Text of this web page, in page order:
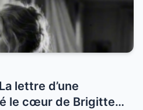
lettre d’une
le cœur de Brigitte